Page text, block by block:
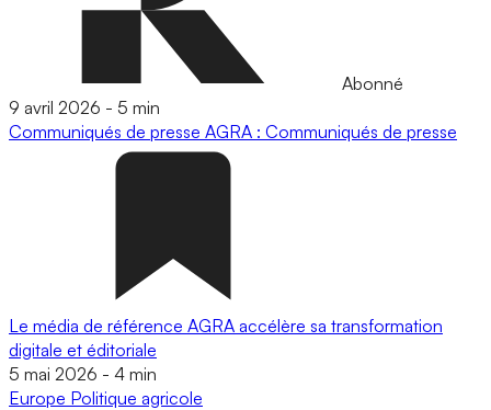
Abonné
9 avril 2026 - 5 min
Communiqués de presse AGRA : Communiqués de presse
Le média de référence AGRA accélère sa transformation
digitale et éditoriale
5 mai 2026 - 4 min
Europe Politique agricole